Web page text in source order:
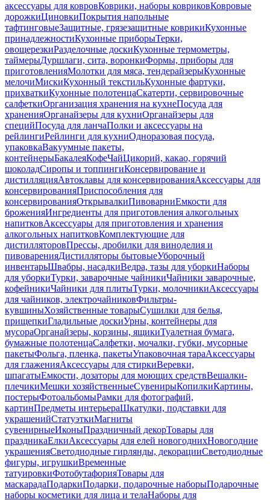
аксессуары для ковровКоврики, наборы ковриковКовровые
дорожкиЦиновкиПокрытия напольные
тафтинговыеЗащитные, грязезащитные коврикиКухонные
принадлежностиКухонные приборыТерки,
овощерезкиРазделочные доскиКухонные термометры,
таймерыДуршлаги, сита, воронкиФормы, приборы для
приготовленияМолотки для мяса, тендерайзерыКухонные
мелочиМискиКухонный текстильКухонные фартуки,
прихваткиКухонные полотенцаСкатерти, сервировочные
салфеткиОрганизация хранения на кухнеПосуда для
храненияОрганайзеры для кухниОрганайзеры для
специйПосуда для ланчаПолки и аксессуары на
рейлингиРейлинги для кухниОдноразовая посуда,
упаковкаВакуумные пакеты,
контейнерыБакалеяКофеЧайЦикорий, какао, горячий
шоколадСиропы и топпингиКонсервирование и
дистилляцияАвтоклавы для консервированияАксессуары для
консервированияПриспособления для
консервированияОткрывалкиПивоварниЕмкости для
броженияИнгредиенты для приготовления алкогольных
напитковАксессуары для приготовления и хранения
алкогольных напитковКомплектующие для
дистилляторовПрессы, дробилки для виноделия и
пивоваренияДистилляторы бытовыеУборочный
инвентарьШвабры, насадкиВедра, тазы для уборкиНаборы
для уборкиТурки, заварочные чайникиЧайники заварочные,
кофейникиЧайники для плитыТурки, молочникиАксессуары
для чайников, электрочайниковФильтры-
кувшиныХозяйственные товарыСушилки для белья,
прищепкиГладильные доскиУрны, контейнеры для
мусораОрганайзеры, корзины, ящикиТуалетная бумага,
бумажные полотенцаСалфетки, мочалки, губки, мусорные
пакетыФольга, пленка, пакетыУпаковочная тараАксессуары
для глаженияАксессуары для стиркиВеревки,
шпагатыЕмкости, дозаторы для моющих средствВешалки-
плечикиМешки хозяйственныеСувенирыКопилкиКартины,
постерыФотоальбомыРамки для фотографий,
картинПредметы интерьераШкатулки, подставки для
украшенийСтатуэткиМагниты
сувенирныеИконыПраздничный декорТовары для
праздникаЕлкиАксессуары для елей новогоднихНовогодние
украшенияСветодиодные гирлянды, декорацииСветодиодные
фигуры, игрушкиВременные
татуировкиФотобутафорияТовары для
маскарадаПодаркиПодарки, подарочные наборыПодарочные
наборы косметики для лица и телаНаборы для